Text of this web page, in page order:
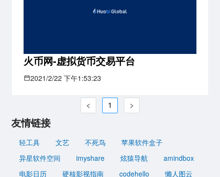
火币网-虚拟货币交易平台
2021/2/22 下午1:53:23
1
友情链接
轻工具 文艺 不死鸟
苹果软件盒子
异星软件空间
imyshare 炫猿导航
amindbox
电影日历
硬核影视指南 codehello 懒人图云